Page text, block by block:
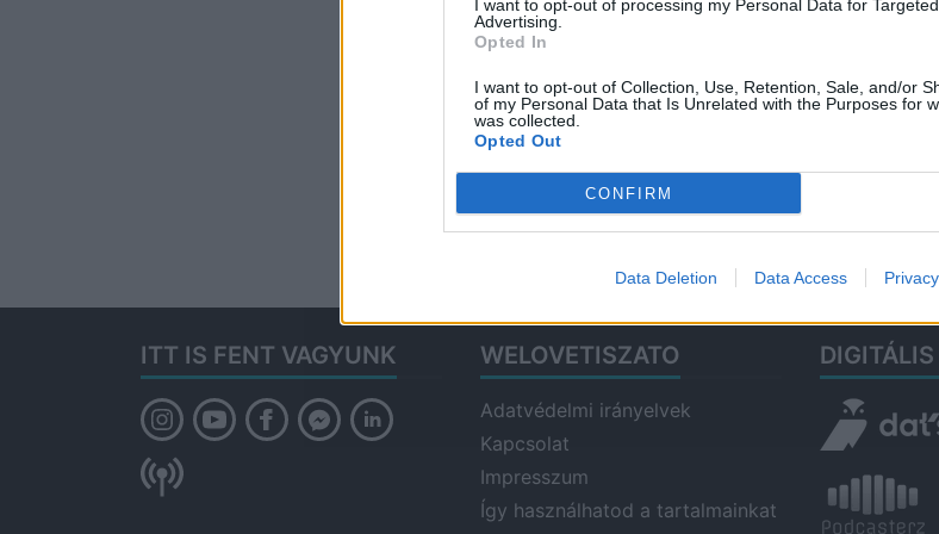
I want to opt-out of processing my Personal Data for Targeted
Advertising.
Opted In
I want to opt-out of Collection, Use, Retention, Sale, and/or
of my Personal Data that Is Unrelated with the Purposes for
was collected.
Opted Out
CONFIRM
Data Deletion Data Access
ITT IS FENT VAGYUNK WELOVETISZATO
Adatvédelmi irányelvek
Kapcsolat
Impresszum
Így használhatod a tartalmainkat